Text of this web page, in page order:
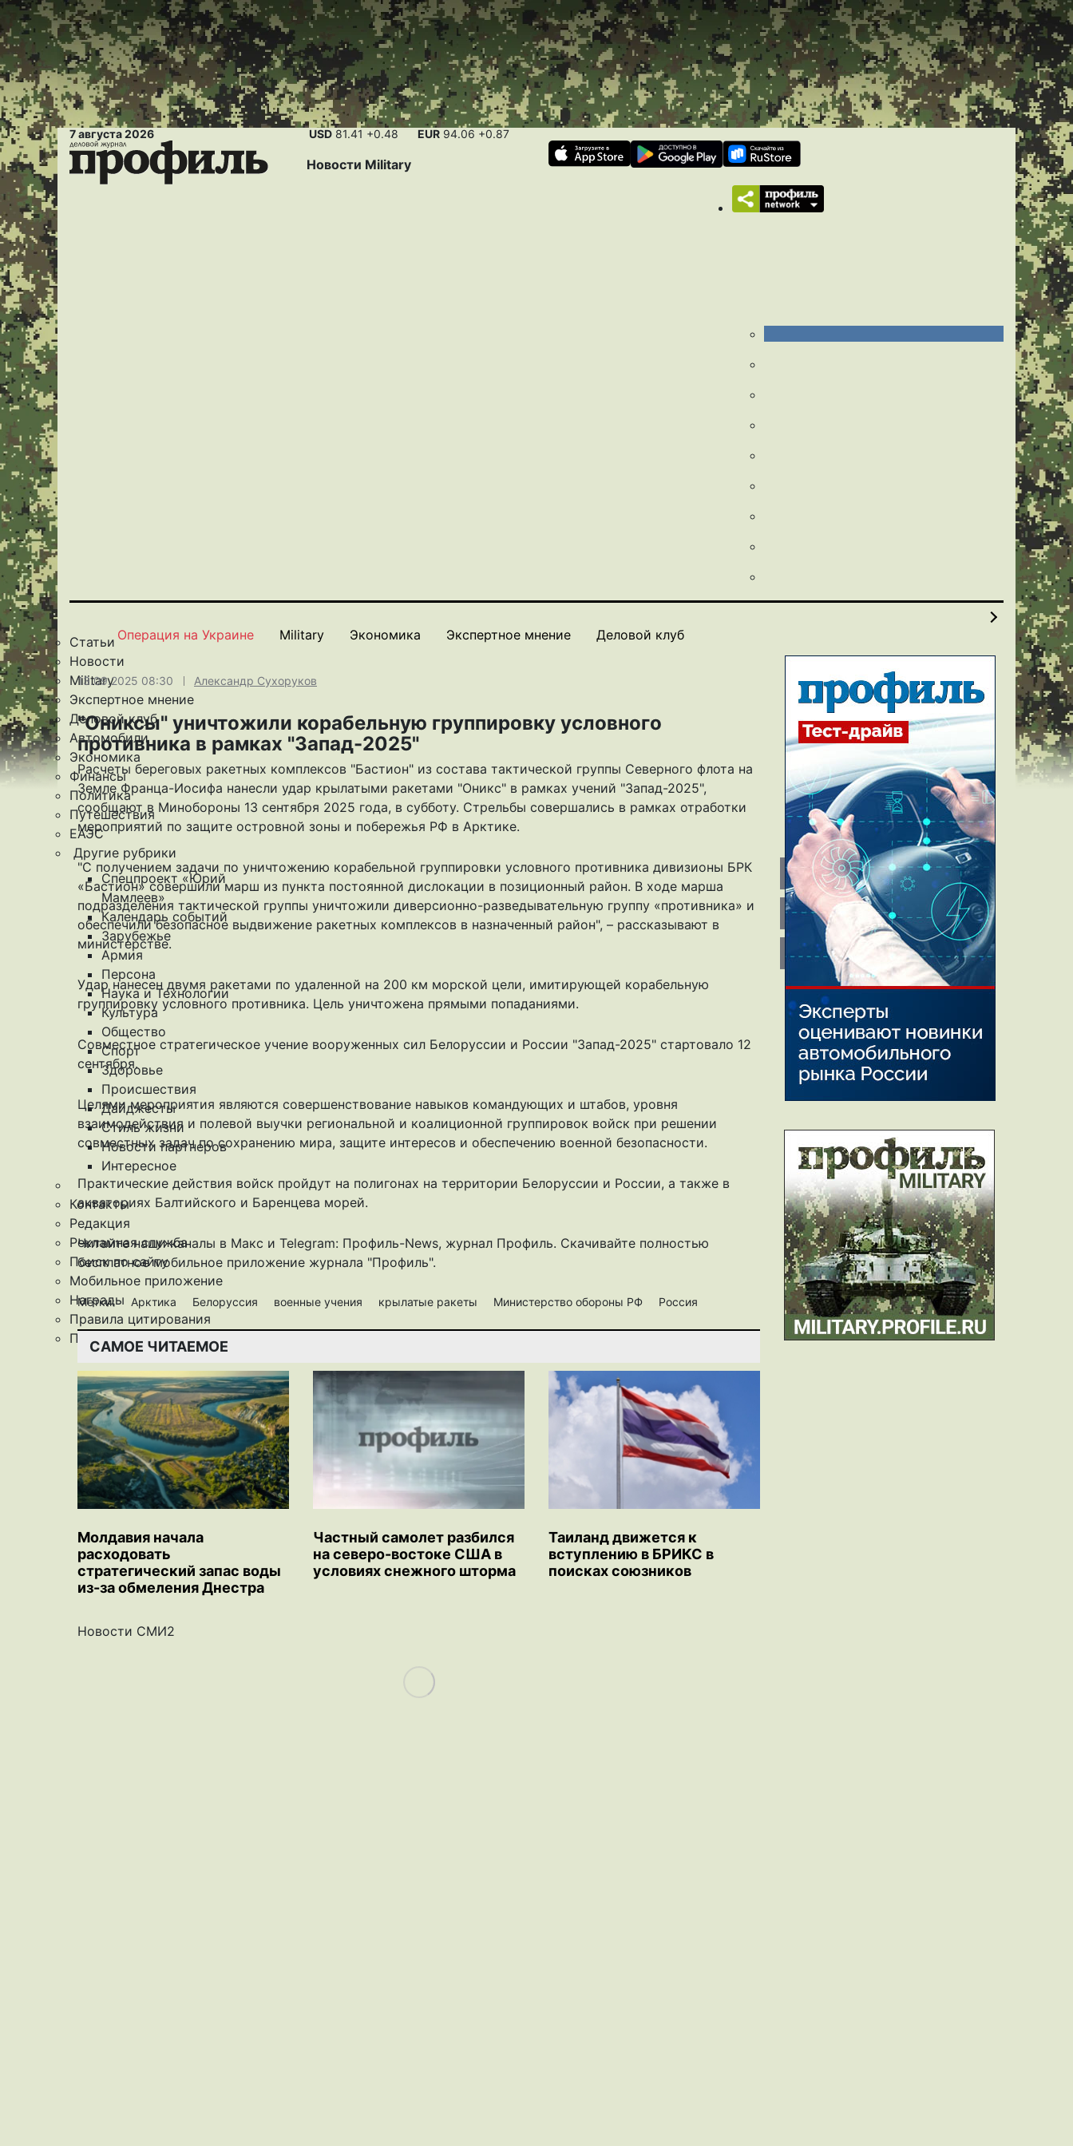
7 августа 2026 USD 81.41 +0.48 EUR 94.06 +0.87
Новости Military
Статьи
Новости
Military
Экспертное мнение
Деловой клуб
Автомобили
Экономика
Финансы
Политика
Путешествия
ЕАЭС
Другие рубрики
Спецпроект «Юрий
Мамлеев»
Календарь событий
Зарубежье
Армия
Персона
Наука и Технологии
Культура
Общество
Спорт
Здоровье
Происшествия
Дайджесты
Стиль жизни
Новости партнеров
Интересное
Контакты
Редакция
Рекламная служба
Поиск по сайту
Мобильное приложение
Награды
Правила цитирования
Подписка
Операция на Украине Military Экономика Экспертное мнение Деловой клуб
13.09.2025 08:30 Александр Сухоруков
"Ониксы" уничтожили корабельную группировку условного
противника в рамках "Запад-2025"
Расчеты береговых ракетных комплексов "Бастион" из состава тактической группы Северного флота на
Земле Франца-Иосифа нанесли удар крылатыми ракетами "Оникс" в рамках учений "Запад-2025",
сообщают в Минобороны 13 сентября 2025 года, в субботу. Стрельбы совершались в рамках отработки
мероприятий по защите островной зоны и побережья РФ в Арктике.
"С получением задачи по уничтожению корабельной группировки условного противника дивизионы БРК
«Бастион» совершили марш из пункта постоянной дислокации в позиционный район. В ходе марша
подразделения тактической группы уничтожили диверсионно-разведывательную группу «противника» и
обеспечили безопасное выдвижение ракетных комплексов в назначенный район", – рассказывают в
министерстве.
Удар нанесен двумя ракетами по удаленной на 200 км морской цели, имитирующей корабельную
группировку условного противника. Цель уничтожена прямыми попаданиями.
Совместное стратегическое учение вооруженных сил Белоруссии и России "Запад-2025" стартовало 12
сентября.
Целями мероприятия являются совершенствование навыков командующих и штабов, уровня
взаимодействия и полевой выучки региональной и коалиционной группировок войск при решении
совместных задач по сохранению мира, защите интересов и обеспечению военной безопасности.
Практические действия войск пройдут на полигонах на территории Белоруссии и России, а также в
акваториях Балтийского и Баренцева морей.
Читайте наши каналы в Макс и Telegram: Профиль-News, журнал Профиль. Скачивайте полностью
бесплатное мобильное приложение журнала "Профиль".
Метки: Арктика Белоруссия военные учения крылатые ракеты Министерство обороны РФ Россия
САМОЕ ЧИТАЕМОЕ
Молдавия начала
расходовать
стратегический запас воды
из-за обмеления Днестра
Частный самолет разбился
на северо-востоке США в
условиях снежного шторма
Таиланд движется к
вступлению в БРИКС в
поисках союзников
Новости СМИ2
Load More